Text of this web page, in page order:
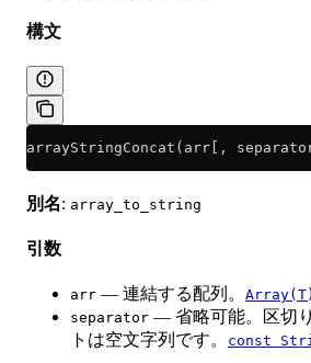
構文
arrayStringConcat(arr[,
別名: array_to_string
引数
arr — 連結する配列。 Array(T)
separator — 省略可能。区切
トは空文字列です。
const